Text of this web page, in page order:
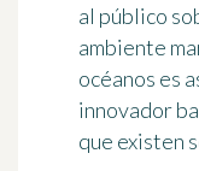
al público
ambiente
océanos es
innovador
que existen